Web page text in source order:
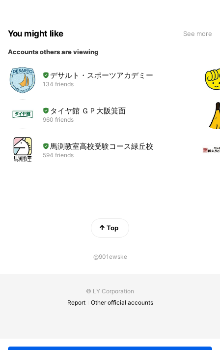
You might like See more
Accounts others are viewing
デサルト・スポーツアカデミー
134 friends
タイヤ館 ＧＰ大阪箕面
960 friends
馬渕教室高校受験コース緑丘校
594 friends
Top
@901ewske
© LY Corporation
Report
Other official accounts